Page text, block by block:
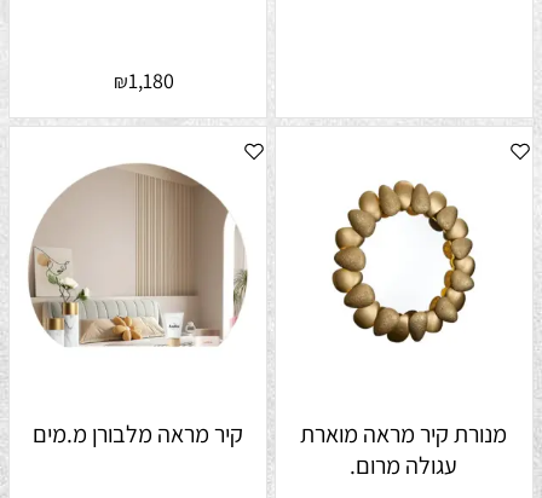
₪1,180
מנורת קיר מראה מוארת
עגולה מרום.
קיר מראה מלבורן מ.מים